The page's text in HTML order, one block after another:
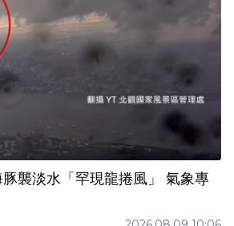
襲淡水「罕現龍捲風」 氣象專